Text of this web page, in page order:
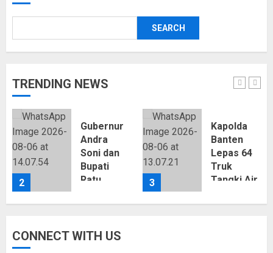
SEARCH
TRENDING NEWS
2
Gubernur
Andra
Soni dan
Bupati
Ratu
Sepakat
Solusi
3
Kapolda
Banten
Lepas 64
Truk
Tangki Air
Polres
CONNECT WITH US